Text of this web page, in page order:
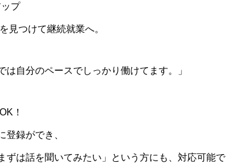
プ
見つけて継続就業へ。
は自分のペースでしっかり働けてます。」
！
登録ができ、
ずは話を聞いてみたい」という方にも、対応可能で